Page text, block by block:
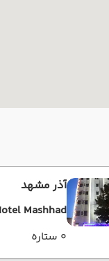
آذر مشهد
Mashhad
0 ستاره